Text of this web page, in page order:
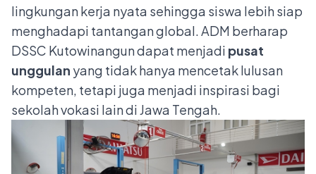
lingkungan kerja nyata sehingga siswa lebih siap
menghadapi tantangan global. ADM berharap
DSSC Kutowinangun dapat menjadi pusat
unggulan yang tidak hanya mencetak lulusan
kompeten, tetapi juga menjadi inspirasi bagi
sekolah vokasi lain di Jawa Tengah.